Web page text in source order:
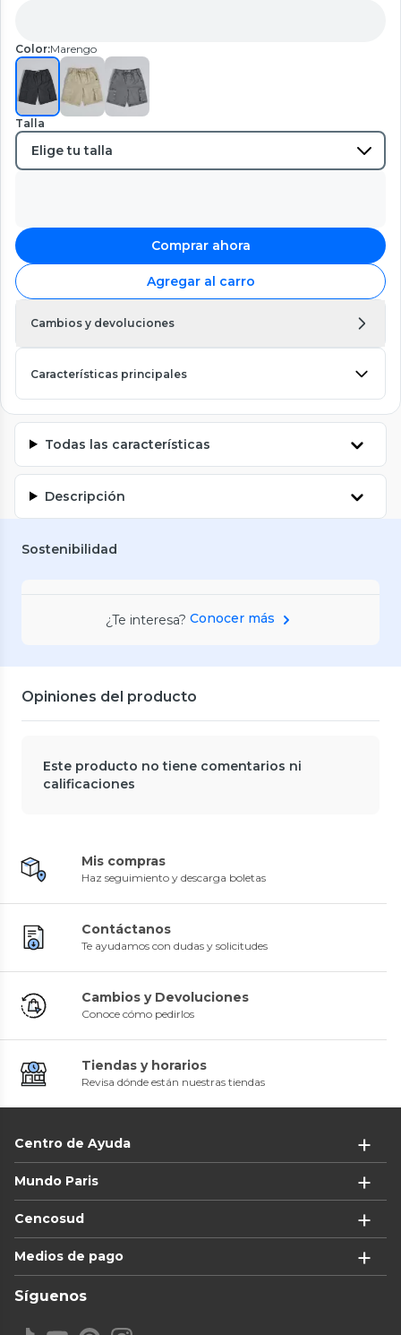
Color:Marengo
Talla
Comprar ahora
Agregar al carro
Cambios y devoluciones
Características principales
Todas las características
Descripción
Sostenibilidad
¿Te interesa? Conocer más
Opiniones del producto
Este producto no tiene comentarios ni
calificaciones
Mis compras
Haz seguimiento y descarga boletas
Contáctanos
Te ayudamos con dudas y solicitudes
Cambios y Devoluciones
Conoce cómo pedirlos
Tiendas y horarios
Revisa dónde están nuestras tiendas
Centro de Ayuda
Mundo Paris
Cencosud
Medios de pago
Síguenos